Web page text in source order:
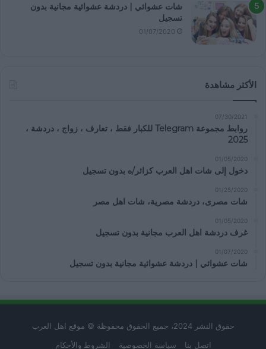
شات عشوائي | دردشة عشوائية مجانية بدون
تسجيل
01/07/2020
الأكثر مشاهدة
07/30/2021
روابط مجموعة Telegram للكبار فقط ، تعارف ، زواج ، دردشة ،
2025
01/05/2020
دخول إلى شات اهل العرب كزائر/ه بدون تسجيل
01/25/2020
شات مصرى، دردشة مصرية، شات اهل مصر
01/05/2020
غرف دردشة اهل العرب مجانية بدون تسجيل
01/07/2020
شات عشوائي | دردشة عشوائية مجانية بدون تسجيل
حقوق النشر 2024، جميع الحقوق محفوظة © موقع اهل العرب
اتصل بنا
سياسة الخصوصية الشروط والأحكام